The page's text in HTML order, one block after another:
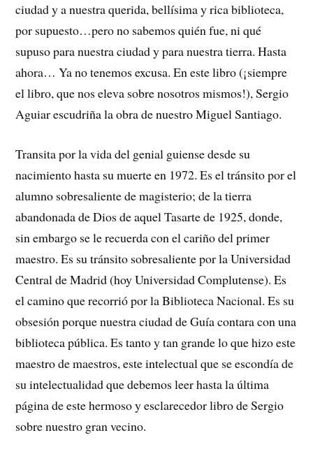
ciudad y a nuestra querida, bellísima y rica biblioteca,
por supuesto…pero no sabemos quién fue, ni qué
supuso para nuestra ciudad y para nuestra tierra. Hasta
ahora… Ya no tenemos excusa. En este libro (¡siempre
el libro, que nos eleva sobre nosotros mismos!), Sergio
Aguiar escudriña la obra de nuestro Miguel Santiago.
Transita por la vida del genial guiense desde su
nacimiento hasta su muerte en 1972. Es el tránsito por el
alumno sobresaliente de magisterio; de la tierra
abandonada de Dios de aquel Tasarte de 1925, donde,
sin embargo se le recuerda con el cariño del primer
maestro. Es su tránsito sobresaliente por la Universidad
Central de Madrid (hoy Universidad Complutense). Es
el camino que recorrió por la Biblioteca Nacional. Es su
obsesión porque nuestra ciudad de Guía contara con una
biblioteca pública. Es tanto y tan grande lo que hizo este
maestro de maestros, este intelectual que se escondía de
su intelectualidad que debemos leer hasta la última
página de este hermoso y esclarecedor libro de Sergio
sobre nuestro gran vecino.